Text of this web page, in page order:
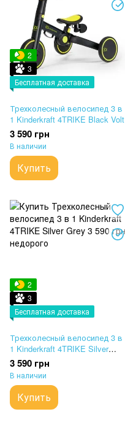
2
3
Бесплатная доставка
Трехколесный велосипед 3 в
1 Kinderkraft 4TRIKE Black Volt
3 590 грн
В наличии
Купить
2
3
Бесплатная доставка
Трехколесный велосипед 3 в
1 Kinderkraft 4TRIKE Silver
Grey
3 590 грн
В наличии
Купить